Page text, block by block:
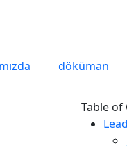
döküman
Table of